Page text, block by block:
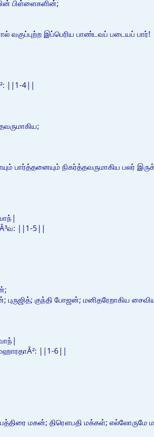
பிள்ளைகளின்;
வகுப்புற்ற இப்பெரிய பாண்டவப் படையப் பார்!
||1-4||
பார்த்தனையும் நிகர்த்தவருமாகிய பலர்
||1-5||
புருஜித்; குந்தி போஜன்; மனிதரேறாகிய
||1-6||
மகன்; திரௌபதி மக்கள்; எல்லோருமே